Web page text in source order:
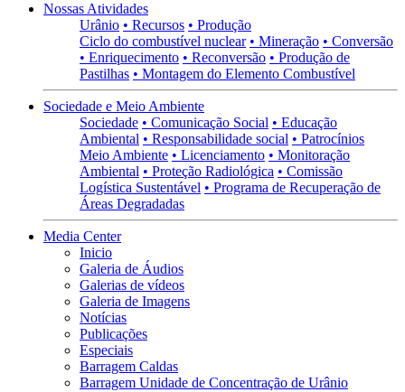
Nossas Atividades
Urânio • Recursos • Produção
Ciclo do combustível nuclear • Mineração • Conversão
• Enriquecimento • Reconversão • Produção de
Pastilhas • Montagem do Elemento Combustível
Sociedade e Meio Ambiente
Sociedade • Comunicação Social • Educação
Ambiental • Responsabilidade social • Patrocínios
Meio Ambiente • Licenciamento • Monitoração
Ambiental • Proteção Radiológica • Comissão
Logística Sustentável • Programa de Recuperação de
Áreas Degradadas
Media Center
Inicio
Galeria de Áudios
Galerias de vídeos
Galeria de Imagens
Notícias
Publicações
Especiais
Barragem Caldas
Barragem Unidade de Concentração de Urânio